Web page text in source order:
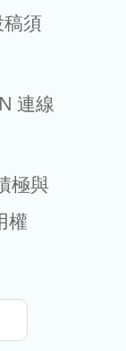
須
連線
極與
權